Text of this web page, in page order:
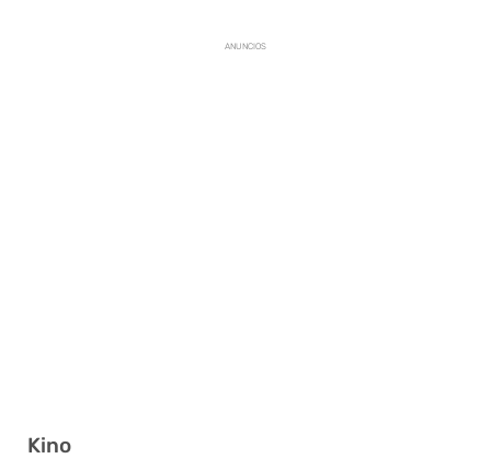
ANUNCIOS
Kino